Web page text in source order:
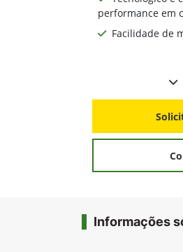
Transmissão
mais
Tecnológico e
Facilidade de